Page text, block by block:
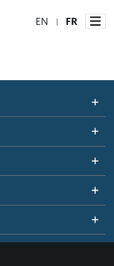
EN | FR